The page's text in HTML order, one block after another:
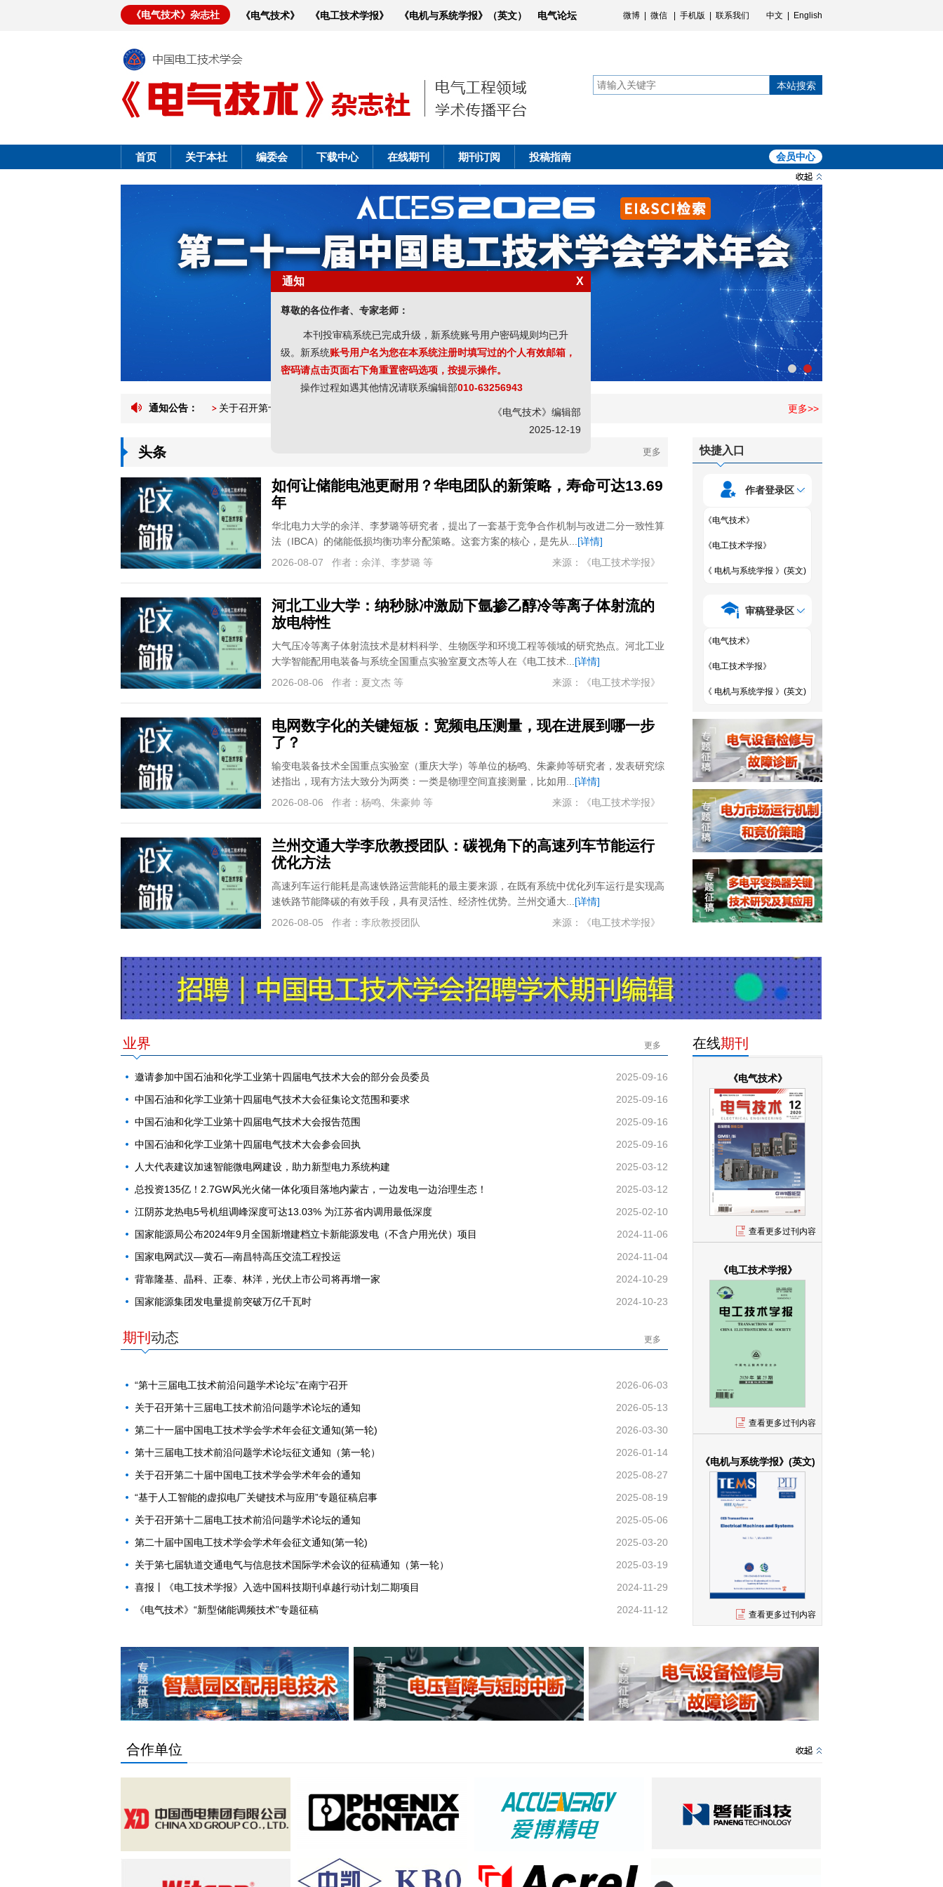
《电气技术》杂志社 《电气技术》 《电工技术学报》 《电机与系统学报》（英文） 电气论坛 微博 微信 手机版 联系我们 中文 English
本站搜索
首页 关于本社 编委会 下载中心 在线期刊 期刊订阅 投稿指南 会员中心
通知公告： 关于召开第十三届电工技术前沿问题学术论坛的通知 2026-05-13] 更多>>
头条 更多
如何让储能电池更耐用？华电团队的新策略，寿命可达13.69
年
华北电力大学的余洋、李梦璐等研究者，提出了一套基于竞争合作机制与改进二分一致性算
法（IBCA）的储能低损均衡功率分配策略。这套方案的核心，是先从... [详情]
2026-08-07 作者： 余洋、李梦璐 等 来源： 《电工技术学报》
河北工业大学：纳秒脉冲激励下氩掺乙醇冷等离子体射流的
放电特性
大气压冷等离子体射流技术是材料科学、生物医学和环境工程等领域的研究热点。河北工业
大学智能配用电装备与系统全国重点实验室夏文杰等人在《电工技术... [详情]
2026-08-06 作者： 夏文杰 等 来源： 《电工技术学报》
电网数字化的关键短板：宽频电压测量，现在进展到哪一步
了？
输变电装备技术全国重点实验室（重庆大学）等单位的杨鸣、朱豪帅等研究者，发表研究综
述指出，现有方法大致分为两类：一类是物理空间直接测量，比如用... [详情]
2026-08-06 作者： 杨鸣、朱豪帅 等 来源： 《电工技术学报》
兰州交通大学李欣教授团队：碳视角下的高速列车节能运行
优化方法
高速列车运行能耗是高速铁路运营能耗的最主要来源，在既有系统中优化列车运行是实现高
速铁路节能降碳的有效手段，具有灵活性、经济性优势。兰州交通大... [详情]
2026-08-05 作者： 李欣教授团队 来源： 《电工技术学报》
通知 X
本刊投审稿系统已完成升级，新系统账号用户密码规则均已升
级。新系统账号用户名为您在本系统注册时填写过的个人有效邮箱，
密码请点击页面右下角重置密码选项，按提示操作。
《电气技术》编辑部
快捷入口
作者登录区
《电气技术》
《电工技术学报》
《 电机与系统学报 》(英文)
审稿登录区
《电气技术》
《电工技术学报》
《 电机与系统学报 》(英文)
业界 更多
邀请参加中国石油和化学工业第十四届电气技术大会的部分会员委员
2025-09-16
中国石油和化学工业第十四届电气技术大会征集论文范围和要求
2025-09-16
中国石油和化学工业第十四届电气技术大会报告范围
2025-09-16
中国石油和化学工业第十四届电气技术大会参会回执
2025-09-16
人大代表建议加速智能微电网建设，助力新型电力系统构建
2025-03-12
总投资135亿！2.7GW风光火储一体化项目落地内蒙古，一边发电一边治理生态！
2025-03-12
江阴苏龙热电5号机组调峰深度可达13.03% 为江苏省内调用最低深度
2025-02-10
国家能源局公布2024年9月全国新增建档立卡新能源发电（不含户用光伏）项目
2024-11-06
国家电网武汉—黄石—南昌特高压交流工程投运
2024-11-04
背靠隆基、晶科、正泰、林洋，光伏上市公司将再增一家
2024-10-29
国家能源集团发电量提前突破万亿千瓦时
2024-10-23
期刊 动态 更多
“第十三届电工技术前沿问题学术论坛”在南宁召开
2026-06-03
关于召开第十三届电工技术前沿问题学术论坛的通知
2026-05-13
第二十一届中国电工技术学会学术年会征文通知(第一轮)
2026-03-30
第十三届电工技术前沿问题学术论坛征文通知（第一轮）
2026-01-14
关于召开第二十届中国电工技术学会学术年会的通知
2025-08-27
“基于人工智能的虚拟电厂关键技术与应用”专题征稿启事
2025-08-19
关于召开第十二届电工技术前沿问题学术论坛的通知
2025-05-06
第二十届中国电工技术学会学术年会征文通知(第一轮)
2025-03-20
关于第七届轨道交通电气与信息技术国际学术会议的征稿通知（第一轮）
2025-03-19
喜报丨《电工技术学报》入选中国科技期刊卓越行动计划二期项目
2024-11-29
《电气技术》“新型储能调频技术”专题征稿
2024-11-12
在线期刊
《电气技术》
查看更多过刊内容
《电工技术学报》
查看更多过刊内容
《电机与系统学报》(英文)
查看更多过刊内容
合作单位